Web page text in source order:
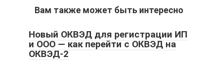
Вам также может быть интересно
Новый ОКВЭД для регистрации ИП
и ООО — как перейти с ОКВЭД на
ОКВЭД-2